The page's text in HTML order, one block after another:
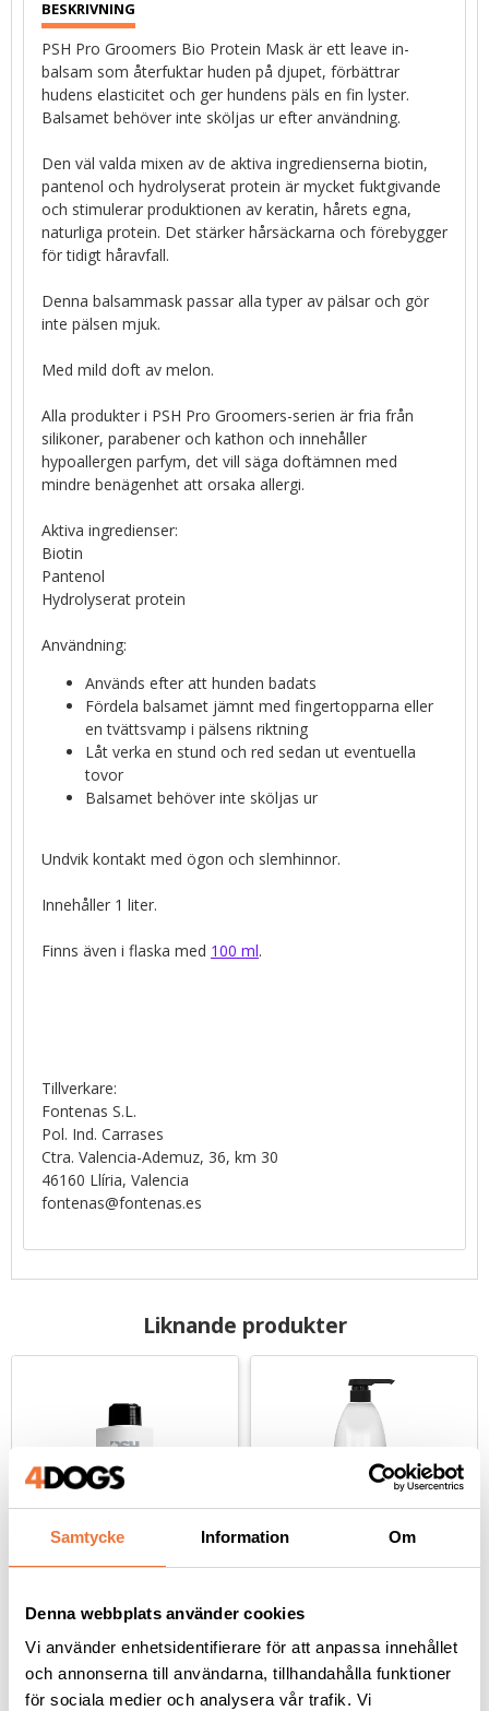
Samtycke Information Om
Denna webbplats använder cookies
Vi använder enhetsidentifierare för att anpassa innehållet
och annonserna till användarna, tillhandahålla funktioner
för sociala medier och analysera vår trafik. Vi
PSH Pro Groomers Bio Protein Mask är ett leave in-
balsam som återfuktar huden på djupet, förbättrar
hudens elasticitet och ger hundens päls en fin lyster.
Balsamet behöver inte sköljas ur efter användning.
Den väl valda mixen av de aktiva ingredienserna biotin,
pantenol och hydrolyserat protein är mycket fuktgivande
och stimulerar produktionen av keratin, hårets egna,
naturliga protein. Det stärker hårsäckarna och förebygger
för tidigt håravfall.
Denna balsammask passar alla typer av pälsar och gör
inte pälsen mjuk.
Med mild doft av melon.
Alla produkter i PSH Pro Groomers-serien är fria från
silikoner, parabener och kathon och innehåller
hypoallergen parfym, det vill säga doftämnen med
mindre benägenhet att orsaka allergi.
Aktiva ingredienser:
Biotin
Pantenol
Hydrolyserat protein
Användning:
Används efter att hunden badats
Fördela balsamet jämnt med fingertopparna eller
en tvättsvamp i pälsens riktning
Låt verka en stund och red sedan ut eventuella
tovor
Balsamet behöver inte sköljas ur
Undvik kontakt med ögon och slemhinnor.
Innehåller 1 liter.
Finns även i flaska med 100 ml.
Tillverkare:
Fontenas S.L.
Pol. Ind. Carrases
Ctra. Valencia-Ademuz, 36, km 30
46160 Llíria, Valencia
fontenas@fontenas.es
Liknande produkter
PSH Pro Groomers Bio
Protein leave in-
balsam/mask - 100 ml
Fukt- och näringsgivande leave in-balsammask
99 kr
PSH Pro Groomers Kera
Argan leave in-
balsam/mask - 1 liter
För lång rak päls, samt för att reparera torr eller skadad päls
599 kr